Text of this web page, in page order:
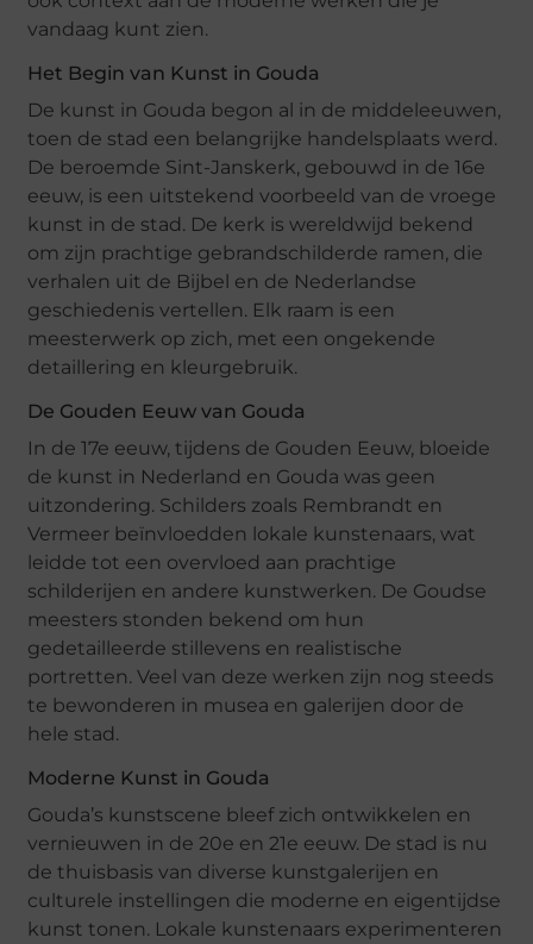
vandaag kunt zien.
Het Begin van Kunst in Gouda
De kunst in Gouda begon al in de middeleeuwen,
toen de stad een belangrijke handelsplaats werd.
De beroemde Sint-Janskerk, gebouwd in de 16e
eeuw, is een uitstekend voorbeeld van de vroege
kunst in de stad. De kerk is wereldwijd bekend
om zijn prachtige gebrandschilderde ramen, die
verhalen uit de Bijbel en de Nederlandse
geschiedenis vertellen. Elk raam is een
meesterwerk op zich, met een ongekende
detaillering en kleurgebruik.
De Gouden Eeuw van Gouda
In de 17e eeuw, tijdens de Gouden Eeuw, bloeide
de kunst in Nederland en Gouda was geen
uitzondering. Schilders zoals Rembrandt en
Vermeer beïnvloedden lokale kunstenaars, wat
leidde tot een overvloed aan prachtige
schilderijen en andere kunstwerken. De Goudse
meesters stonden bekend om hun
gedetailleerde stillevens en realistische
portretten. Veel van deze werken zijn nog steeds
te bewonderen in musea en galerijen door de
hele stad.
Moderne Kunst in Gouda
Gouda’s kunstscene bleef zich ontwikkelen en
vernieuwen in de 20e en 21e eeuw. De stad is nu
de thuisbasis van diverse kunstgalerijen en
culturele instellingen die moderne en eigentijdse
kunst tonen. Lokale kunstenaars experimenteren